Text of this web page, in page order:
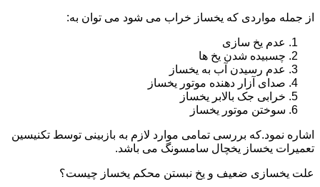
از جمله مواردی که یخساز خراب می شود می توان به:
عدم یخ سازی
چسبیده شدن یخ ها
عدم رسیدن آب به یخساز
صدای آزار دهنده موتور یخساز
خرابی جک بالابر یخساز
سوختن موتور یخساز
اشاره نمود.که بررسی تمامی موارد لازم به بازبینی توسط تکنیسین
تعمیرات یخساز یخچال سامسونگ می باشد.
علت یخسازی ضعیف و یخ نبستن محکم یخساز چیست؟